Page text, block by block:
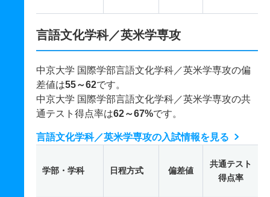
言語文化学科／英米学専攻
中京大学 国際学部言語文化学科／英米学専攻の偏
差値は55～62です。
中京大学 国際学部言語文化学科／英米学専攻の共
通テスト得点率は62～67%です。
言語文化学科／英米学専攻の入試情報を見る
学部・学科 日程方式 偏差値
共通テスト
得点率